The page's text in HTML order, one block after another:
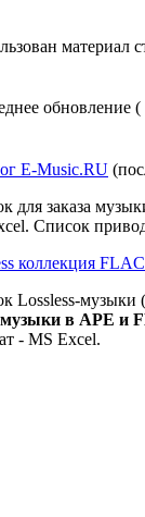
обновление (
E-Music.RU
для заказа
Список
коллекция
Lossless-музыки
в APE и
- MS Excel.